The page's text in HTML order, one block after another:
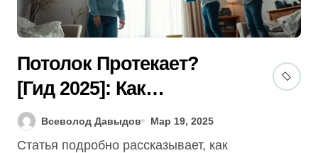
Потолок Протекает?
[Гид 2025]: Как
Исправить (7 Советов)
+ Бесплатно!
Всеволод Давыдов Мар 19, 2025
Статья подробно рассказывает, как